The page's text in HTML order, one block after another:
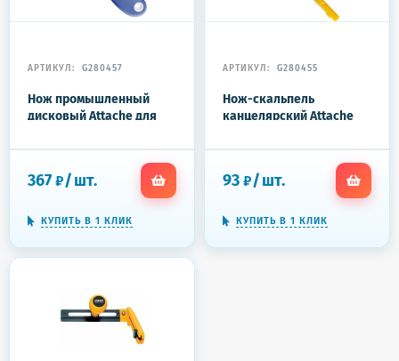
АРТИКУЛ: G280457
Нож промышленный
дисковый Attache для
(диаметр лезвия 28 мм)
367 ₽/шт.
КУПИТЬ В 1 КЛИК
АРТИКУЛ: G280455
Нож-скальпель
канцелярский Attache
лезвия 6 мм)
93 ₽/шт.
КУПИТЬ В 1 КЛИК